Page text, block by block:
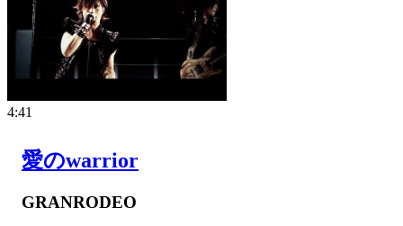
4:41
愛のwarrior
GRANRODEO